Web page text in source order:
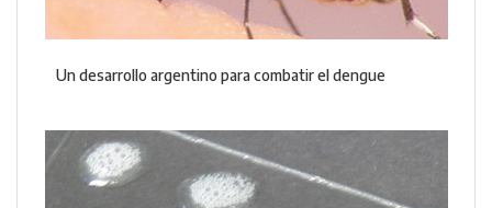
Un desarrollo argentino para combatir el dengue